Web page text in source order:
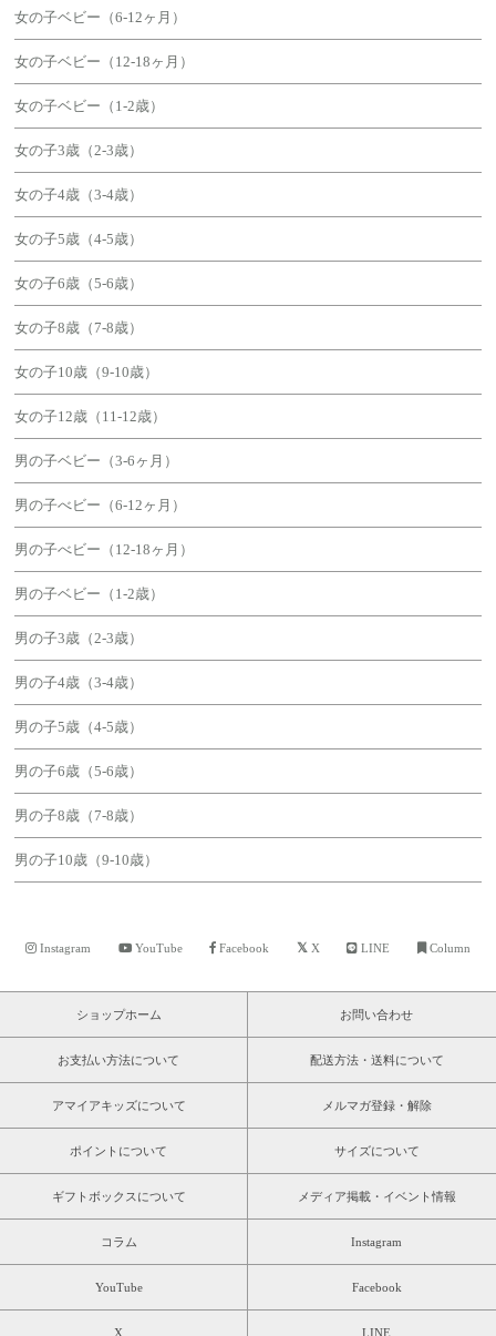
女の子ベビー（6-12ヶ月）
女の子ベビー（12-18ヶ月）
女の子ベビー（1-2歳）
女の子3歳（2-3歳）
女の子4歳（3-4歳）
女の子5歳（4-5歳）
女の子6歳（5-6歳）
女の子8歳（7-8歳）
女の子10歳（9-10歳）
女の子12歳（11-12歳）
男の子ベビー（3-6ヶ月）
男の子べビー（6-12ヶ月）
男の子べビー（12-18ヶ月）
男の子ベビー（1-2歳）
男の子3歳（2-3歳）
男の子4歳（3-4歳）
男の子5歳（4-5歳）
男の子6歳（5-6歳）
男の子8歳（7-8歳）
男の子10歳（9-10歳）
Instagram YouTube Facebook X LINE Column
ショップホーム お問い合わせ
お支払い方法について 配送方法・送料について
アマイアキッズについて メルマガ登録・解除
ポイントについて サイズについて
ギフトボックスについて メディア掲載・イベント情報
コラム Instagram
YouTube Facebook
X LINE